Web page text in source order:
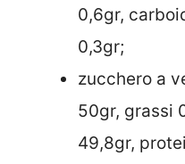
0,6gr,
0,3gr;
zucchero a
50gr, grassi
49,8gr,